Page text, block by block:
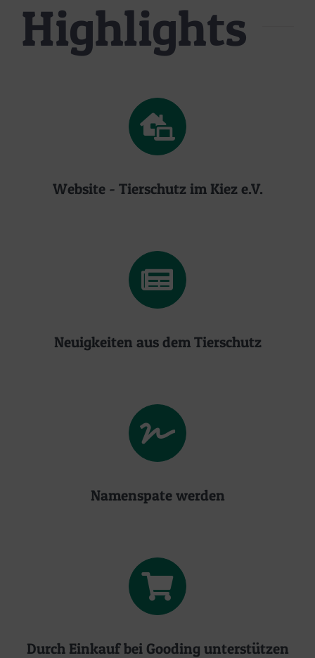
ZumHighlights
Website - Tierschutz im Kiez e.V.
Neuigkeiten aus dem Tierschutz
Namenspate werden
Durch Einkauf bei Gooding unterstützen